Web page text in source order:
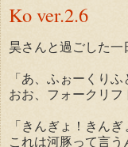
Ko ver.2.6
昊さんと過ごした一
「あ、ふぉーくりふ
おお、フォークリフ
「きんぎょ！きんぎ
これは河豚って言う